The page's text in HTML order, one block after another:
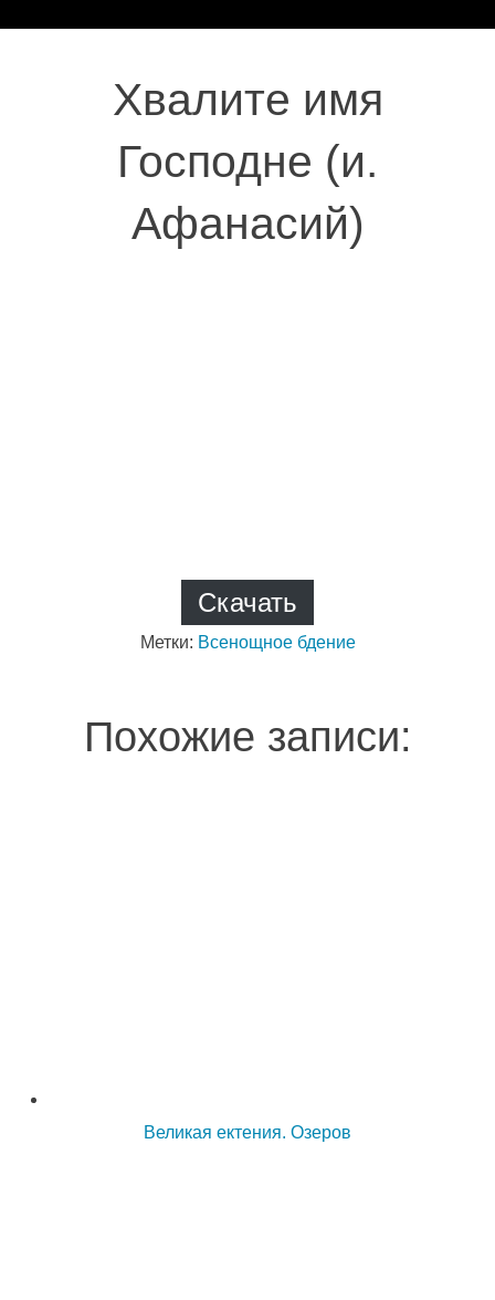
Хвалите имя
Господне (и.
Афанасий)
Скачать
Метки: Всенощное бдение
Похожие записи:
Великая ектения. Озеров